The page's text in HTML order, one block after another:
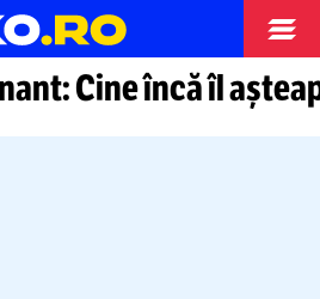
Cine încă îl